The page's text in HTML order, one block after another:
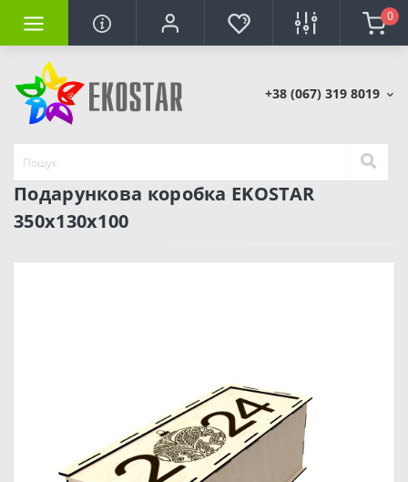
0
+38 (067) 319 8019
Подарункова коробка EKOSTAR
350х130х100